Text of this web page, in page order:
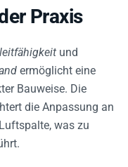
Praxis
und
ermöglicht eine
Bauweise. Die
die Anpassung an
was zu